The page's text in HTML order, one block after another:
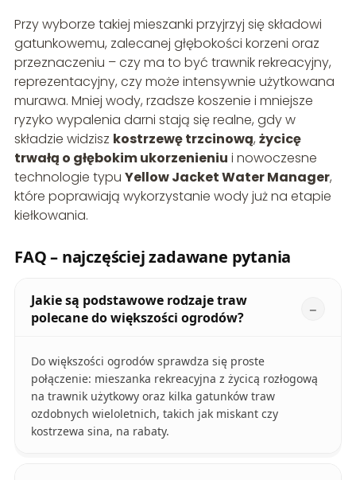
Przy wyborze takiej mieszanki przyjrzyj się składowi
gatunkowemu, zalecanej głębokości korzeni oraz
przeznaczeniu – czy ma to być trawnik rekreacyjny,
reprezentacyjny, czy może intensywnie użytkowana
murawa. Mniej wody, rzadsze koszenie i mniejsze
ryzyko wypalenia darni stają się realne, gdy w
składzie widzisz kostrzewę trzcinową, życicę
trwałą o głębokim ukorzenieniu i nowoczesne
technologie typu Yellow Jacket Water Manager,
które poprawiają wykorzystanie wody już na etapie
kiełkowania.
FAQ – najczęściej zadawane pytania
Jakie są podstawowe rodzaje traw
polecane do większości ogrodów?
Do większości ogrodów sprawdza się proste
połączenie: mieszanka rekreacyjna z życicą rozłogową
na trawnik użytkowy oraz kilka gatunków traw
ozdobnych wieloletnich, takich jak miskant czy
kostrzewa sina, na rabaty.